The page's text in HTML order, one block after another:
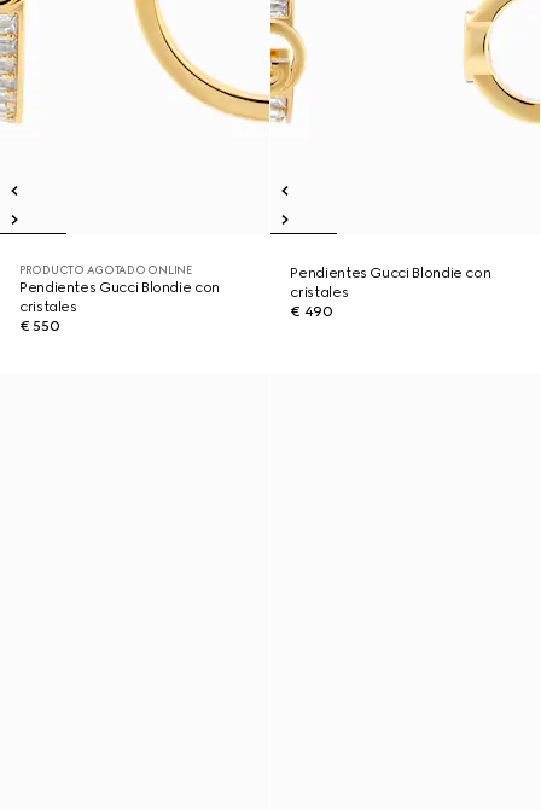
PRODUCTO AGOTADO ONLINE
Pendientes Gucci Blondie con
cristales
€ 550
Pendientes Gucci Blondie con
cristales
€ 490